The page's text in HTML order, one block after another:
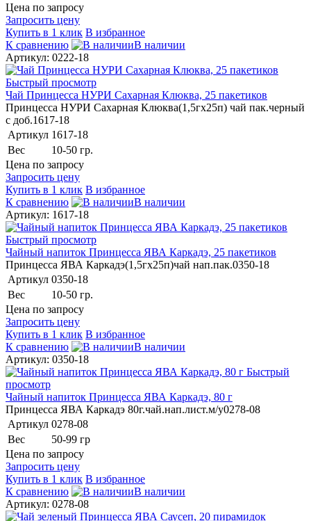
Цена по запросу
Запросить цену
Купить в 1 клик В избранное
К сравнению
В наличии
Артикул: 0222-18
Быстрый просмотр
Чай Принцесса НУРИ Сахарная Клюква, 25 пакетиков
Принцесса НУРИ Сахарная Клюква(1,5гх25п) чай пак.черный
с доб.1617-18
Артикул 1617-18
Вес
10-50 гр.
Цена по запросу
Запросить цену
Купить в 1 клик В избранное
К сравнению
В наличии
Артикул: 1617-18
Быстрый просмотр
Чайный напиток Принцесса ЯВА Каркадэ, 25 пакетиков
Принцесса ЯВА Каркадэ(1,5гх25п)чай нап.пак.0350-18
Артикул 0350-18
Вес
10-50 гр.
Цена по запросу
Запросить цену
Купить в 1 клик В избранное
К сравнению
В наличии
Артикул: 0350-18
Быстрый
просмотр
Чайный напиток Принцесса ЯВА Каркадэ, 80 г
Принцесса ЯВА Каркадэ 80г.чай.нап.лист.м/у0278-08
Артикул 0278-08
Вес
50-99 гр
Цена по запросу
Запросить цену
Купить в 1 клик В избранное
К сравнению
В наличии
Артикул: 0278-08